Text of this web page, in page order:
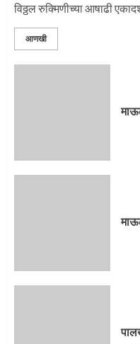
3
विठ्ठल रुक्मिणीच्या आषाढी
आणखी